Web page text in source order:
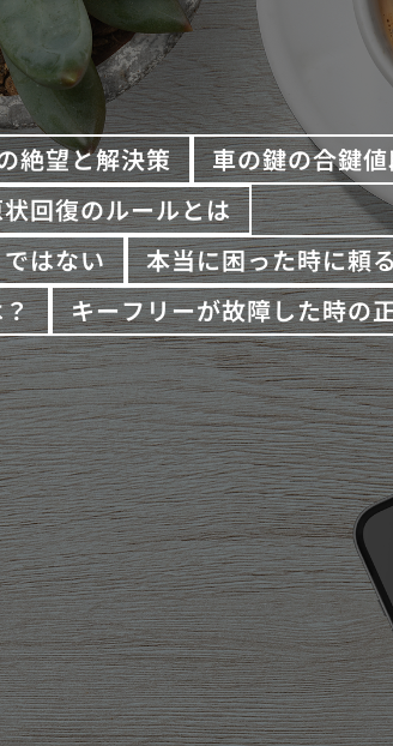
絶望と解決策
車の鍵の合鍵
回復のルールとは
はない
本当に困った時に頼
キーフリーが故障した時の